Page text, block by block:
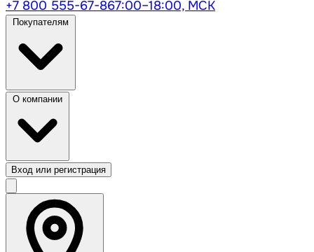
+7 800 555-67-867:00–18:00, МСК
Вход или регистрация